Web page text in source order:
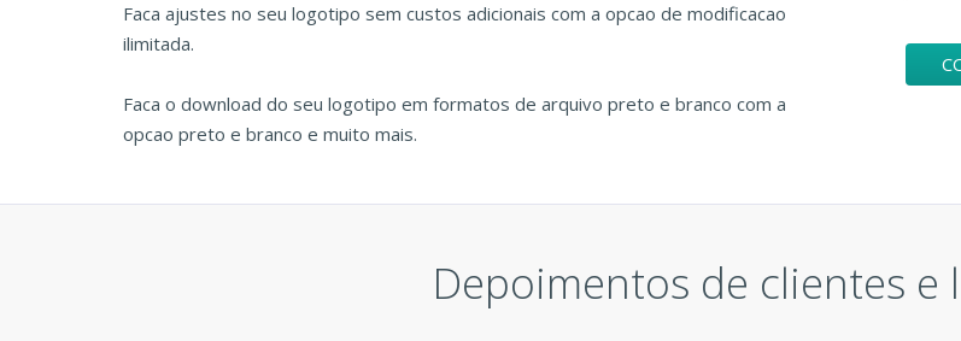
Faca ajustes no seu logotipo sem custos adicionais com a opcao de modificacao
ilimitada.
Faca o download do seu logotipo em formatos de arquivo preto e branco com a
opcao preto e branco e muito mais.
Depoimentos de clientes e